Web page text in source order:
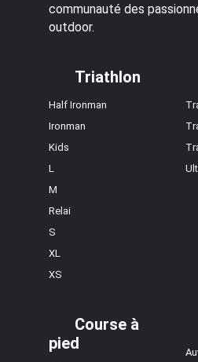
communauté des
outdoor.
Triathlon
Half Ironman
Ironman
Kids
L
M
Relai
S
XL
XS
Course à
pied